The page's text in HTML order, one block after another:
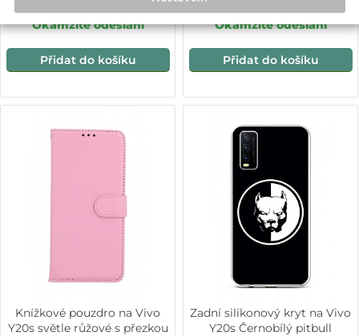
Okamžité odeslání
Přidat do košíku
Okamžité odeslání
Přidat do košíku
Knížkové pouzdro na Vivo
Y20s světle růžové s přezkou
Zadní silikonový kryt na Vivo
Y20s Černobílý pitbull